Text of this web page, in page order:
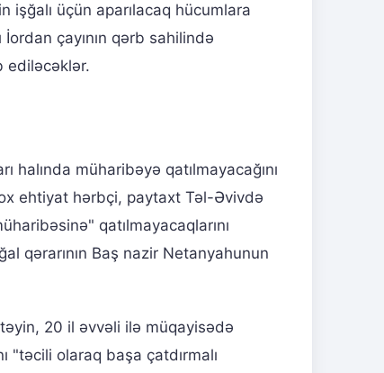
üçün aparılacaq hücumlara
çayının qərb sahilində
ediləcəklər.
halında müharibəyə qatılmayacağını
ehtiyat hərbçi, paytaxt Təl-Əvivdə
qatılmayacaqlarını
qərarının Baş nazir Netanyahunun
20 il əvvəli ilə müqayisədə
"təcili olaraq başa çatdırmalı